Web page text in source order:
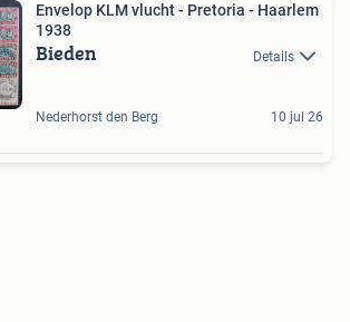
Envelop KLM vlucht - Pretoria - Haarlem
1938
Bieden Details
Nederhorst den Berg 10 jul 26